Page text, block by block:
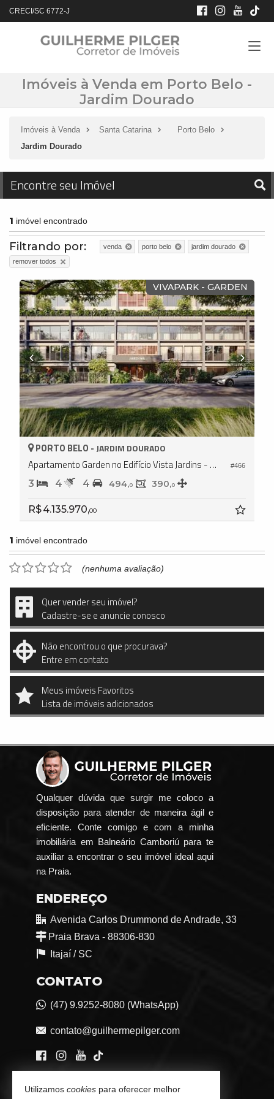
CRECI/SC 6772-J
Imóveis à Venda em Porto Belo -
Jardim Dourado
Imóveis à Venda Santa Catarina
Porto Belo
Jardim Dourado
Encontre seu Imóvel
1 imóvel encontrado
Filtrando por: venda porto belo
jardim dourado
remover todos
VIVAPARK - GARDEN
#466
PORTO BELO - JARDIM DOURADO
Apartamento Garden no Edifício Vista Jardins - Vivapark
3 4 4 494,0 390,0
R$ 4.135.970,00
1 imóvel encontrado
(nenhuma avaliação)
Quer vender seu imóvel?
Cadastre-se e anuncie conosco
Não encontrou o que procurava?
Entre em contato
Meus imóveis Favoritos
Lista de imóveis adicionados
Qualquer dúvida que surgir me coloco a
disposição para atender de maneira ágil e
eficiente. Conte comigo e com a minha
imobiliária em Balneário Camboriú para te
auxiliar a encontrar o seu imóvel ideal aqui
na Praia.
ENDEREÇO
Avenida Carlos Drummond de Andrade, 33
Praia Brava - 88306-830
Itajaí / SC
CONTATO
(47) 9.9252-8080 (WhatsApp)
contato@guilhermepilger.com
VEJA MAIS
Utilizamos cookies para oferecer melhor